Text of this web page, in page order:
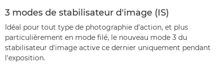
3 modes de stabilisateur d'image (IS)
Idéal pour tout type de photographie d'action, et plus
particulièrement en mode filé, le nouveau mode 3 du
stabilisateur d'image active ce dernier uniquement pendant
l'exposition.